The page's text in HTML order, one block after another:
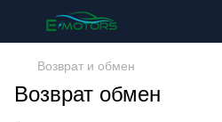
Возврат и обмен
Возврат обмен